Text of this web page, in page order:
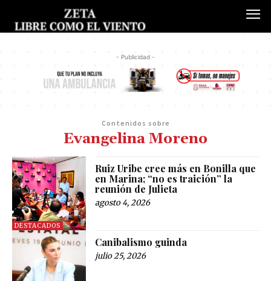
- Publicidad -
Contenidos sobre
Evangelina Moreno
DESTACADOS
Ruiz Uribe cree más en Bonilla que
en Marina; “no es traición” la
reunión de Julieta
agosto 4, 2026
Canibalismo guinda
julio 25, 2026